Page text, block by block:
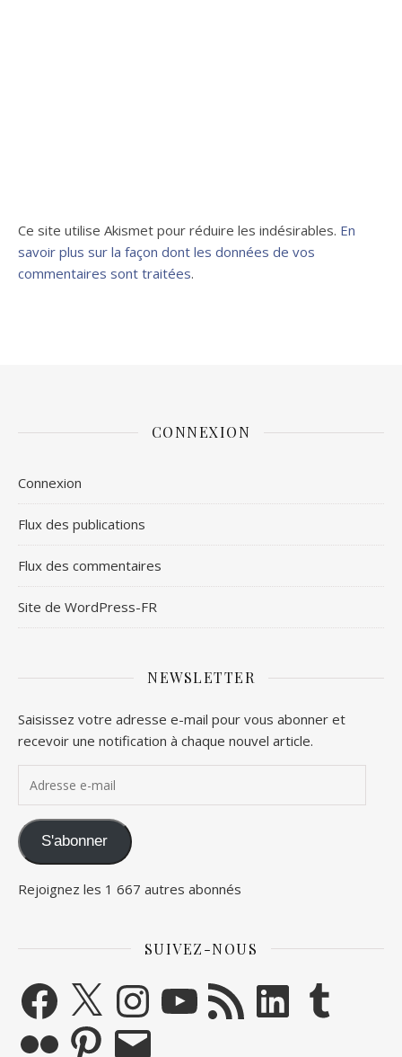
Ce site utilise Akismet pour réduire les indésirables. En
savoir plus sur la façon dont les données de vos
commentaires sont traitées.
CONNEXION
Connexion
Flux des publications
Flux des commentaires
Site de WordPress-FR
NEWSLETTER
Saisissez votre adresse e-mail pour vous abonner et
recevoir une notification à chaque nouvel article.
S'abonner
Rejoignez les 1 667 autres abonnés
SUIVEZ-NOUS
Facebook
X InstagramYouTubeFlux RSSLinkedIn Tumblr
PinterestE-mail